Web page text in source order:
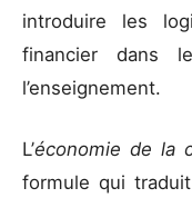
introduire les
financier dans
l’enseignement.
L’économie de la
formule qui